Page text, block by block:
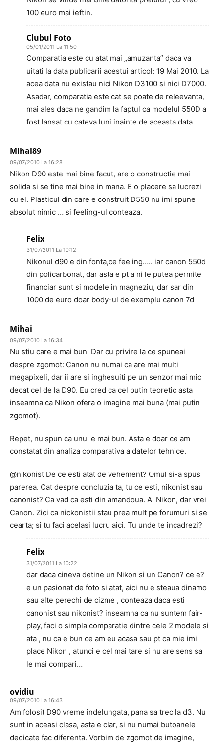
100 euro mai ieftin.
Clubul Foto
05/01/2011 La 11:50
Comparatia este cu atat mai „amuzanta” daca va
uitati la data publicarii acestui articol: 19 Mai 2010. La
acea data nu existau nici Nikon D3100 si nici D7000.
Asadar, comparatia este cat se poate de releevanta,
mai ales daca ne gandim la faptul ca modelul 550D a
fost lansat cu cateva luni inainte de aceasta data.
Mihai89
09/07/2010 La 16:28
Nikon D90 este mai bine facut, are o constructie mai
solida si se tine mai bine in mana. E o placere sa lucrezi
cu el. Plasticul din care e construit D550 nu imi spune
absolut nimic … si feeling-ul conteaza.
Felix
31/07/2011 La 10:12
Nikonul d90 e din fonta,ce feeling….. iar canon 550d
din policarbonat, dar asta e pt a ni le putea permite
financiar sunt si modele in magneziu, dar sar din
1000 de euro doar body-ul de exemplu canon 7d
Mihai
09/07/2010 La 16:34
Nu stiu care e mai bun. Dar cu privire la ce spuneai
despre zgomot: Canon nu numai ca are mai multi
megapixeli, dar ii are si inghesuiti pe un senzor mai mic
decat cel de la D90. Eu cred ca cel putin teoretic asta
inseamna ca Nikon ofera o imagine mai buna (mai putin
zgomot).
Repet, nu spun ca unul e mai bun. Asta e doar ce am
constatat din analiza comparativa a datelor tehnice.
@nikonist De ce esti atat de vehement? Omul si-a spus
parerea. Cat despre concluzia ta, tu ce esti, nikonist sau
canonist? Ca vad ca esti din amandoua. Ai Nikon, dar vrei
Canon. Zici ca nickonistii stau prea mult pe forumuri si se
cearta; si tu faci acelasi lucru aici. Tu unde te incadrezi?
Felix
31/07/2011 La 10:22
dar daca cineva detine un Nikon si un Canon? ce e?
e un pasionat de foto si atat, aici nu e steaua dinamo
sau alte perechi de cizme , conteaza daca esti
canonist sau nikonist? inseamna ca nu suntem fair-
play, faci o simpla comparatie dintre cele 2 modele si
ata , nu ca e bun ce am eu acasa sau pt ca mie imi
place Nikon , atunci e cel mai tare si nu are sens sa
le mai compari…
ovidiu
09/07/2010 La 16:43
Am folosit D90 vreme indelungata, pana sa trec la d3. Nu
sunt in aceasi clasa, asta e clar, si nu numai butoanele
dedicate fac diferenta. Vorbim de zgomot de imagine,